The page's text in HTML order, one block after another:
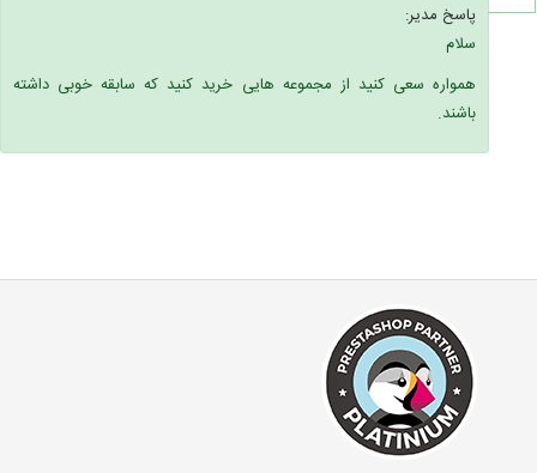
پاسخ مدیر:
سلام
همواره سعی کنید از مجموعه هایی خرید کنید که سابقه خوبی داشته
باشند.